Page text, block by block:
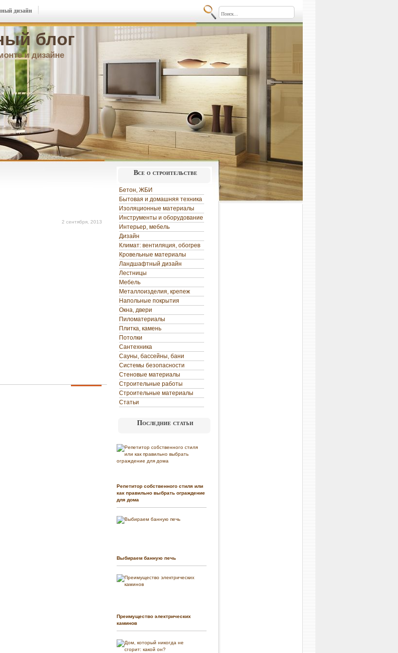
блог
и дизайне
дизайн
2 сентября, 2013
Все о строительстве
Бетон, ЖБИ
Бытовая и домашняя техника
Изоляционные материалы
Инструменты и оборудование
Интерьер, мебель
Дизайн
Климат: вентиляция, обогрев
Кровельные материалы
Ландшафтный дизайн
Лестницы
Мебель
Металлоизделия, крепеж
Напольные покрытия
Окна, двери
Пиломатериалы
Плитка, камень
Потолки
Сантехника
Сауны, бассейны, бани
Системы безопасности
Стеновые материалы
Строительные работы
Строительные материалы
Статьи
Последние статьи
Репетитор собственного стиля или
как правильно выбрать ограждение
для дома
Выбираем банную печь
Преимущество электрических
каминов